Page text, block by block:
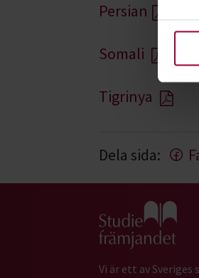
För
Persian
Somali
Tigrinya
Dela sida:
Gå till
Vi är ett av Sveriges